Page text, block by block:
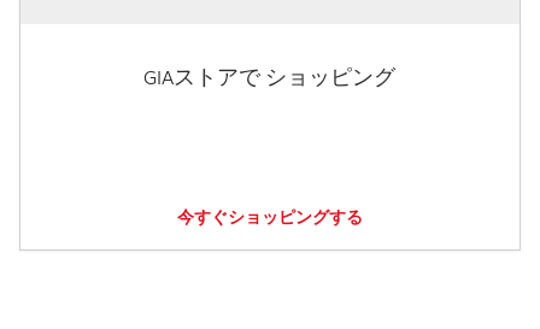
GIAストアで ショッピング
今すぐショッピングする